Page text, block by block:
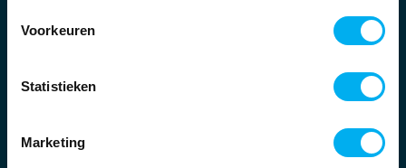
Voorkeuren
Statistieken
Marketing
Partners